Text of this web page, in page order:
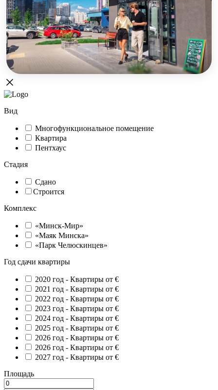
Вид
Многофункциональное помещение
Квартира
Пентхаус
Стадия
Сдано
Строится
Комплекс
«Минск-Мир»
«Маяк Минска»
«Парк Челюскинцев»
Год сдачи квартиры
2020 год - Квартиры от €
2021 год - Квартиры от €
2022 год - Квартиры от €
2023 год - Квартиры от €
2024 год - Квартиры от €
2025 год - Квартиры от €
2026 год - Квартиры от €
2026 год - Квартиры от €
2027 год - Квартиры от €
Площадь